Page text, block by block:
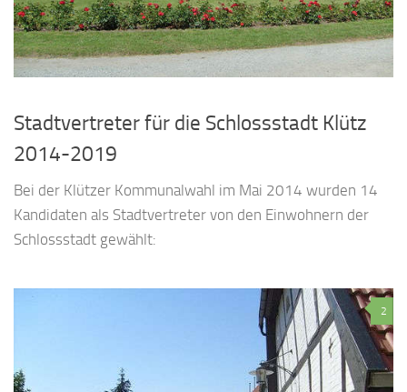
Stadtvertreter für die Schlossstadt Klütz
2014-2019
Bei der Klützer Kommunalwahl im Mai 2014 wurden 14
Kandidaten als Stadtvertreter von den Einwohnern der
Schlossstadt gewählt:
2